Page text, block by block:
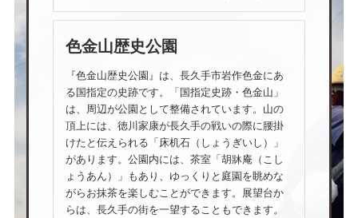
色金山歴史公園
『色金山歴史公園』は、長久手市岩作色金にあ
る国指定の史跡です。「国指定史跡・色金山」
は、周辺が公園として整備されています。山の
頂上には、徳川家康が長久手の戦いの際に腰掛
けたと伝えられる「床机石（しょうぎいし）」
があります。公園内には、茶室「胡牀庵（こし
ょうあん）」もあり、ゆっくりと庭園を眺めな
がらお抹茶を楽しむことができます。展望台か
らは、長久手の街を一望することもできます。